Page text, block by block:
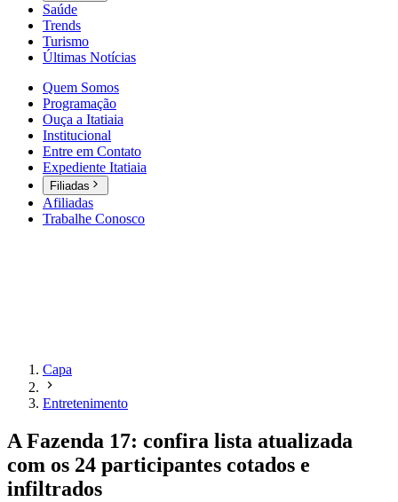
Saúde
Trends
Turismo
Últimas Notícias
Quem Somos
Programação
Ouça a Itatiaia
Institucional
Entre em Contato
Expediente Itatiaia
Filiadas
Afiliadas
Trabalhe Conosco
Capa
Entretenimento
A Fazenda 17: confira lista atualizada
com os 24 participantes cotados e
infiltrados